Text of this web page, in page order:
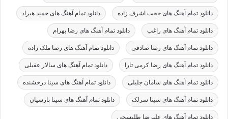
دانلود تمام آهنگ های حجت اشرف زاده دانلود تمام آهنگ های حمید هیراد
دانلود تمام آهنگ های راغب دانلود تمام آهنگ های رضا بهرام
دانلود تمام آهنگ های رضا صادقی دانلود تمام آهنگ های رضا ملک زاده
دانلود تمام آهنگ های رضا کرمی تارا دانلود تمام آهنگ های سالار عقیلی
دانلود تمام آهنگ های سامان جلیلی دانلود تمام آهنگ های سینا درخشنده
دانلود تمام آهنگ های سینا سرلک دانلود تمام آهنگ های سینا پارسیان
دانلود تمام آهنگ های علیرضا طلیسچی